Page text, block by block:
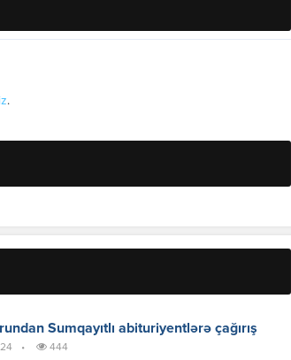
.
Sumqayıtlı abituriyentlərə çağırış
• 444